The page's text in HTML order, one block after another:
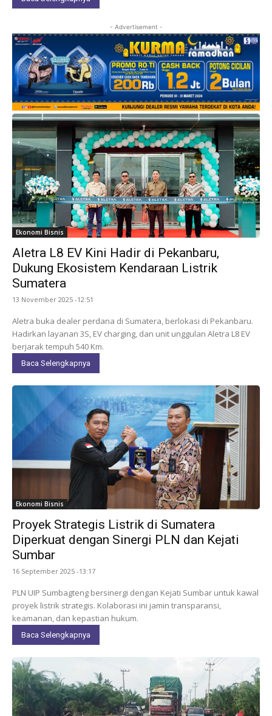
- Advertisement -
Ekonomi Bisnis
Aletra L8 EV Kini Hadir di Pekanbaru,
Dukung Ekosistem Kendaraan Listrik
Sumatera
13 November 2025 -12:51
Aletra buka dealer perdana di Sumatera, berlokasi di Pekanbaru.
Hadirkan layanan 3S, EV charging, dan unit unggulan Aletra L8 EV
berjarak tempuh 540 Km.
Baca Selengkapnya
Ekonomi Bisnis
Proyek Strategis Listrik di Sumatera
Diperkuat dengan Sinergi PLN dan Kejati
Sumbar
16 September 2025 -13:17
PLN UIP Sumbagteng bersinergi dengan Kejati Sumbar untuk kawal
proyek listrik strategis. Kolaborasi ini jamin transparansi,
keamanan, dan kepastian hukum.
Baca Selengkapnya